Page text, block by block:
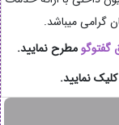
گرامی میباشد.
گفتوگو مطرح نمایید.
کلیک نمایید.